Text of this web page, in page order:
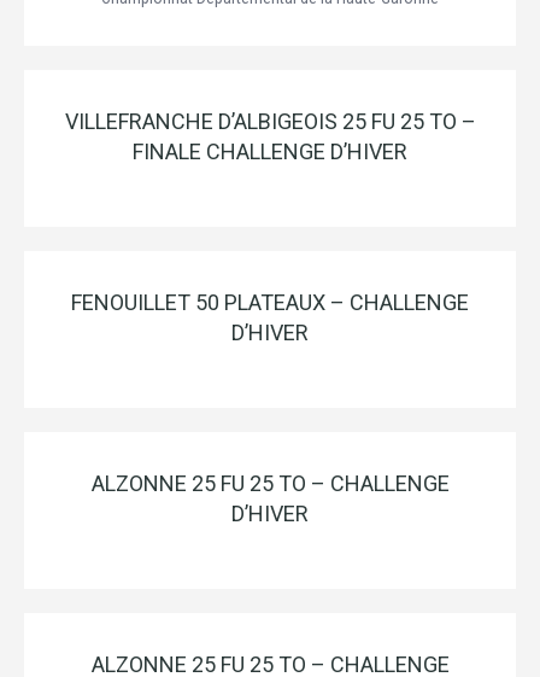
VILLEFRANCHE D’ALBIGEOIS 25 FU 25 TO –
FINALE CHALLENGE D’HIVER
FENOUILLET 50 PLATEAUX – CHALLENGE
D’HIVER
ALZONNE 25 FU 25 TO – CHALLENGE
D’HIVER
ALZONNE 25 FU 25 TO – CHALLENGE